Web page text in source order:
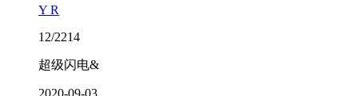
Y R
12/2214
超级闪电&
2020-09-03